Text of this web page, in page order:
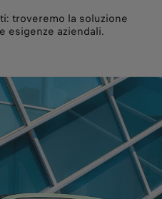
troveremo la soluzione
esigenze aziendali.